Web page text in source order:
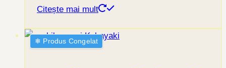
Citește mai mult
❄︎ Produs Congelat